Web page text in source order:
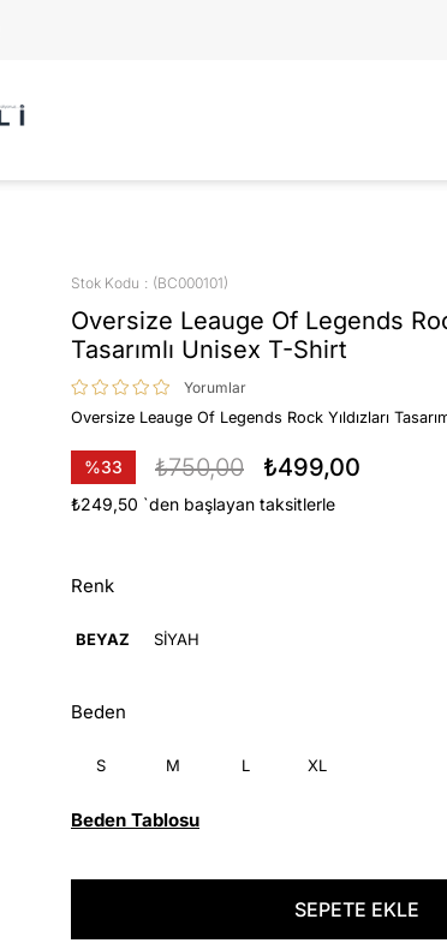
Stok Kodu (BC000101)
Oversize Leauge Of Legends
Tasarımlı Unisex T-Shirt
Yorumlar
Oversize Leauge Of Legends Rock Yıldızları
%33
İndirim
₺750,00 ₺499,00
₺249,50 `den başlayan taksitlerle
Renk
BEYAZ SİYAH
Beden
S M L XL
Beden Tablosu